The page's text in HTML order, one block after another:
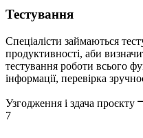
Тестування
Спеціалісти займаються
продуктивності, аби
тестування роботи всього
інформації, перевірка
Узгодження і здача проєкту
7